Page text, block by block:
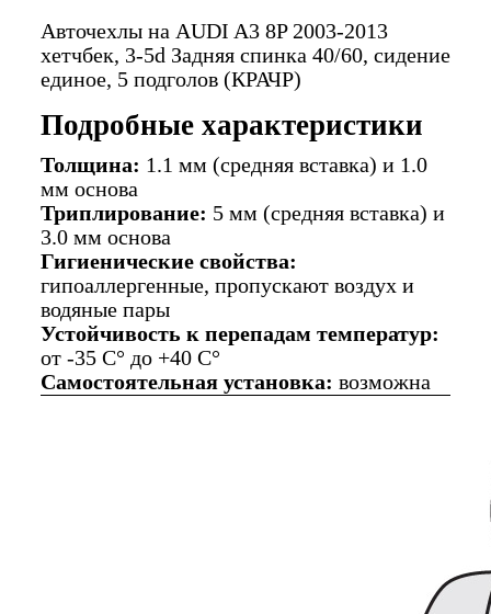
Авточехлы на AUDI A3 8P 2003-2013
хетчбек, 3-5d Задняя спинка 40/60, сидение
единое, 5 подголов (КРАЧР)
Подробные характеристики
Толщина: 1.1 мм (средняя вставка) и 1.0
мм основа
Триплирование: 5 мм (средняя вставка) и
3.0 мм основа
Гигиенические свойства:
гипоаллергенные, пропускают воздух и
водяные пары
Устойчивость к перепадам температур:
от -35 C° до +40 C°
Самостоятельная установка: возможна